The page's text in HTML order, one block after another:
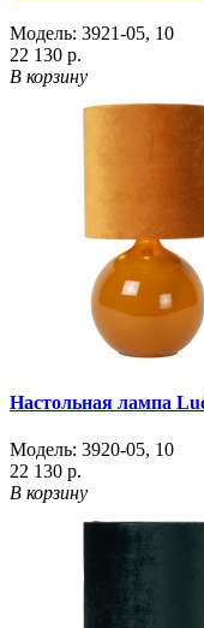
Модель: 3921-05, 10
22 130 р.
В корзину
Настольная лампа
Модель: 3920-05, 10
22 130 р.
В корзину